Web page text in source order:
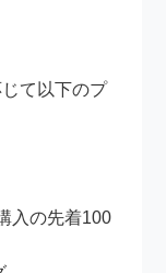
て以下のプ
入の先着100